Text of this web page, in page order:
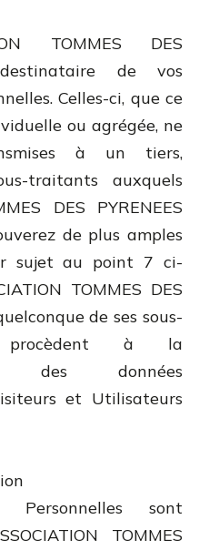
TOMMES DES
de vos
Celles-ci, que ce
ou agrégée, ne
à un tiers,
traitants auxquels
DES PYRENEES
de plus amples
sujet au point 7 ci-
TOMMES DES
de ses sous-
à la
des données
et Utilisateurs
Personnelles sont
TOMMES